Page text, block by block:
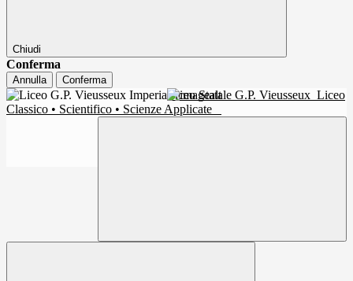
Chiudi
Conferma
Annulla Conferma
Liceo Statale G.P. Vieusseux Liceo
Classico • Scientifico • Scienze Applicate